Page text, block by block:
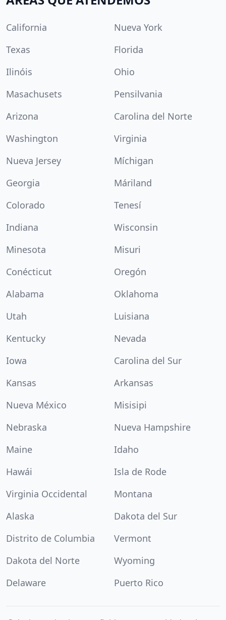
California
Nueva York
Texas
Florida
Ilinóis
Ohio
Masachusets
Pensilvania
Arizona
Carolina del Norte
Washington
Virginia
Nueva Jersey
Míchigan
Georgia
Máriland
Colorado
Tenesí
Indiana
Wisconsin
Minesota
Misuri
Conécticut
Oregón
Alabama
Oklahoma
Utah
Luisiana
Kentucky
Nevada
Iowa
Carolina del Sur
Kansas
Arkansas
Nueva México
Misisipi
Nebraska
Nueva Hampshire
Maine
Idaho
Hawái
Isla de Rode
Virginia Occidental
Montana
Alaska
Dakota del Sur
Distrito de Columbia
Vermont
Dakota del Norte
Wyoming
Delaware
Puerto Rico